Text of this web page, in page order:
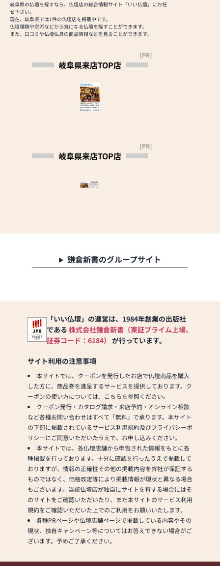
であり使命だと思い、
以下の３つの信条を大
切に考えて営業してお
●誠実、正直であるこ
お仏壇の産地と品質と
付属仏具を正確に説明
しております。<br>
にてご提供させて頂き
ト、サービス、お役に
承ります（年中無休）
岐阜県の仏壇を探すなら、仏壇店の総合情報サイト「いい仏壇」にお任
せ下さい。
現在、岐阜県では1件の仏壇店を掲載中です。
仏壇種類や宗派などから気になる仏壇を探すことができます。
また、口コミや仏壇仏具の商品情報などを見ることができます。
岐阜県来店TOP店
[PR]
岐阜県来店TOP店
[PR]
鎌倉新書のグループサイト
「いい仏壇」の運営は、1984年創業の出版社
である 株式会社鎌倉新書（東証プライム上場、
証券コード：6184） が行っています。
サイト利用の注意事項
本サイトでは、クーポンを発行したお店で仏壇商品を購入
した方に、商品券を進呈するサービスを提供しております。ク
ーポンの使い方については、こちらを参照ください。
クーポン発行・カタログ請求・来店予約・オンライン相談
など各種お問い合わせはすべて「無料」で承ります。本サイト
の下部に掲載されているサービス利用規約及びプライバシーポ
リシーにご同意いただいたうえで、お申し込みください。
本サイトでは、各仏壇店舗から申告された情報をもとに各
種掲載を行っております。十分に確認を行ったうえで掲載して
おりますが、情報の正確性その他の掲載内容を弊社が保証する
ものではなく、価格改定等により掲載情報が現状と異なる場合
もございます。当該仏壇店が独自にサイトを有する場合にはそ
のサイトをご確認いただいたり、また本サイトのサービス利用
規約をご確認いただいた上でのご利用をお願いいたします。
各種PRページや仏壇店舗ページで掲載している内容やその
現状、独自キャンペーン等についてはお答えできない場合がご
ざいます。予めご了承ください。